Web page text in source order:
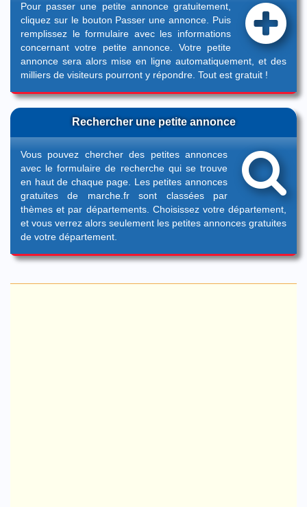
Pour passer une petite annonce gratuitement,
cliquez sur le bouton Passer une annonce . Puis
remplissez le formulaire avec les informations
concernant votre petite annonce. Votre petite
annonce sera alors mise en ligne automatiquement, et des
milliers de visiteurs pourront y répondre. Tout est gratuit !
Rechercher une petite annonce
Vous pouvez chercher des petites annonces
avec le formulaire de recherche qui se trouve
en haut de chaque page. Les petites annonces
gratuites de marche.fr sont classées par
thèmes et par départements. Choisissez votre département,
et vous verrez alors seulement les petites annonces gratuites
de votre département.